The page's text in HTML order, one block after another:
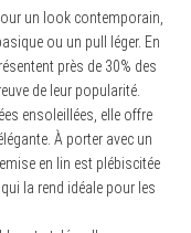
un look contemporain,
ou un pull léger. En
près de 30% des
de leur popularité.
ensoleillées, elle offre
À porter avec un
en lin est plébiscitée
la rend idéale pour les